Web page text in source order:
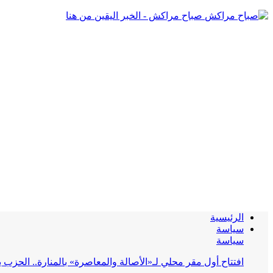
صباح مراكش - الخبر اليقين من هنا
الرئيسية
سياسة
سياسة
افتتاح أول مقر محلي لـ«الأصالة والمعاصرة» بالمنارة..